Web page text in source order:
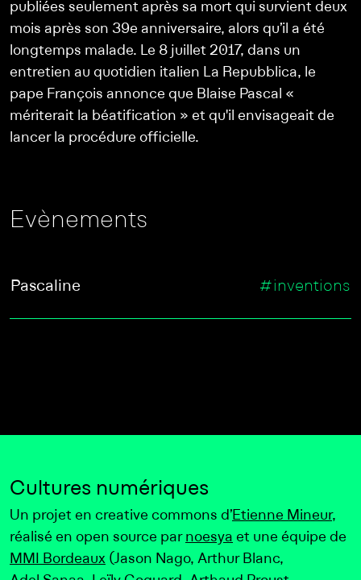
publiées seulement après sa mort qui survient deux
mois après son 39e anniversaire, alors qu’il a été
longtemps malade. Le 8 juillet 2017, dans un
entretien au quotidien italien La Repubblica, le
pape François annonce que Blaise Pascal «
mériterait la béatification » et qu'il envisageait de
lancer la procédure officielle.
Evènements
Pascaline #inventions
Cultures numériques
Un projet en creative commons d’Etienne Mineur,
réalisé en open source par noesya et une équipe de
MMI Bordeaux (Jason Nago, Arthur Blanc,